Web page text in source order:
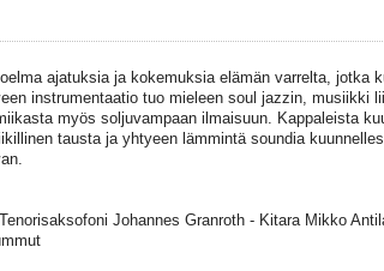
ajatuksia ja kokemuksia elämän varrelta, jotka
instrumentaatio tuo mieleen soul jazzin, musiikki
myös soljuvampaan ilmaisuun. Kappaleista
tausta ja yhtyeen lämmintä soundia
Johannes Granroth - Kitara Mikko